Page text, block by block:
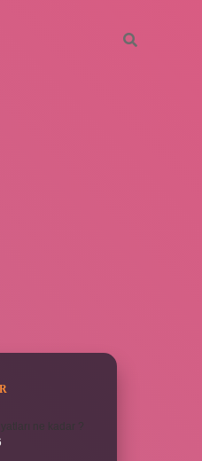
ne kadar ?